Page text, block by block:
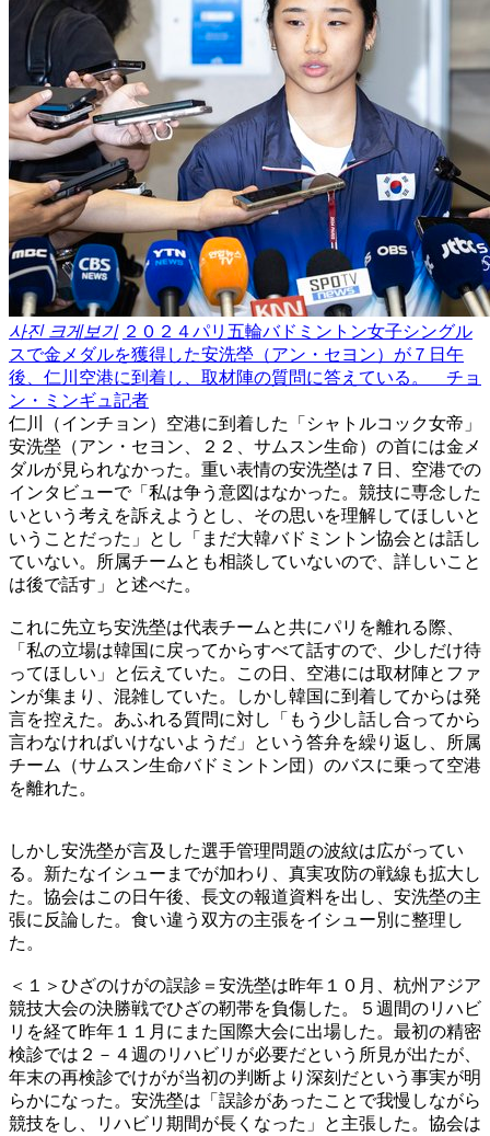
사진 크게보기 ２０２４パリ五輪バドミントン女子シングル
スで金メダルを獲得した安洗塋（アン・セヨン）が７日午
後、仁川空港に到着し、取材陣の質問に答えている。 チョ
ン・ミンギュ記者
仁川（インチョン）空港に到着した「シャトルコック女帝」
安洗塋（アン・セヨン、２２、サムスン生命）の首には金メ
ダルが見られなかった。重い表情の安洗塋は７日、空港での
インタビューで「私は争う意図はなかった。競技に専念した
いという考えを訴えようとし、その思いを理解してほしいと
いうことだった」とし「まだ大韓バドミントン協会とは話し
ていない。所属チームとも相談していないので、詳しいこと
は後で話す」と述べた。
これに先立ち安洗塋は代表チームと共にパリを離れる際、
「私の立場は韓国に戻ってからすべて話すので、少しだけ待
ってほしい」と伝えていた。この日、空港には取材陣とファ
ンが集まり、混雑していた。しかし韓国に到着してからは発
言を控えた。あふれる質問に対し「もう少し話し合ってから
言わなければいけないようだ」という答弁を繰り返し、所属
チーム（サムスン生命バドミントン団）のバスに乗って空港
を離れた。
しかし安洗塋が言及した選手管理問題の波紋は広がってい
る。新たなイシューまでが加わり、真実攻防の戦線も拡大し
た。協会はこの日午後、長文の報道資料を出し、安洗塋の主
張に反論した。食い違う双方の主張をイシュー別に整理し
た。
＜１＞ひざのけがの誤診＝安洗塋は昨年１０月、杭州アジア
競技大会の決勝戦でひざの靭帯を負傷した。５週間のリハビ
リを経て昨年１１月にまた国際大会に出場した。最初の精密
検診では２－４週のリハビリが必要だという所見が出たが、
年末の再検診でけがが当初の判断より深刻だという事実が明
らかになった。安洗塋は「誤診があったことで我慢しながら
競技をし、リハビリ期間が長くなった」と主張した。協会は